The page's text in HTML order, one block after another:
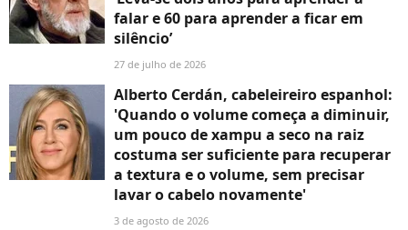
falar e 60 para aprender a ficar em
silêncio’
27 de julho de 2026
Alberto Cerdán, cabeleireiro espanhol:
'Quando o volume começa a diminuir,
um pouco de xampu a seco na raiz
costuma ser suficiente para recuperar
a textura e o volume, sem precisar
lavar o cabelo novamente'
3 de agosto de 2026